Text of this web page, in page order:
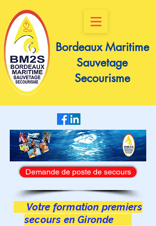
Bordeaux Maritime
Sauvetage
Secourisme
Demande de poste de secours
Votre formation premiers
secours en Gironde